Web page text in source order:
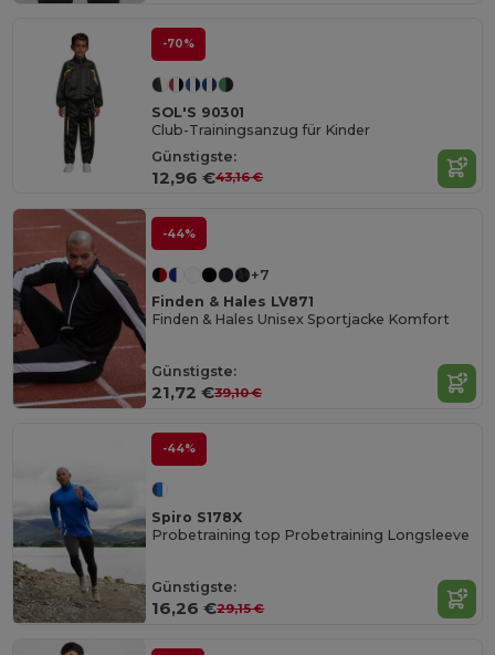
-70%
SOL'S 90301
Club-Trainingsanzug für Kinder
Günstigste:
12,96 €43,16 €
-44%
+7
Finden & Hales LV871
Finden & Hales Unisex Sportjacke Komfort
Günstigste:
21,72 €39,10 €
-44%
Spiro S178X
Probetraining top Probetraining Longsleeve
Günstigste:
16,26 €29,15 €